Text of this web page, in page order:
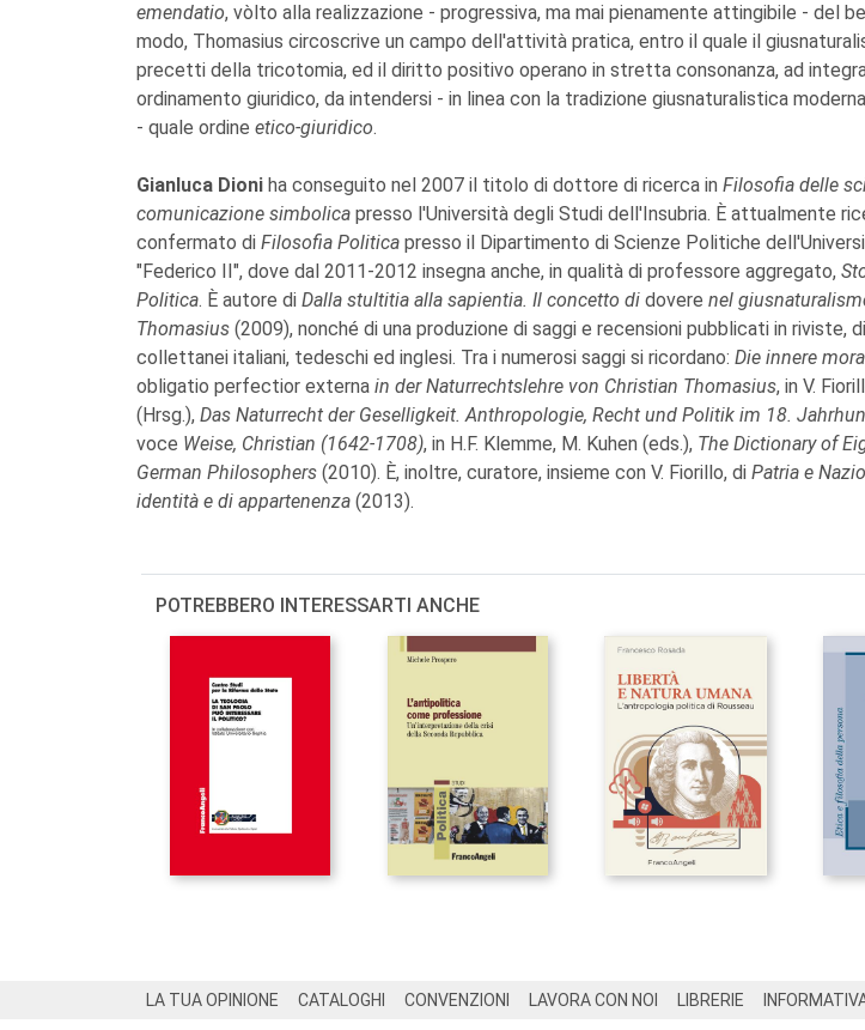
emendatio, vòlto alla realizzazione - progressiva, ma mai pienamente attingibile - del
modo, Thomasius circoscrive un campo dell'attività pratica, entro il quale il
precetti della tricotomia, ed il diritto positivo operano in stretta consonanza, ad
ordinamento giuridico, da intendersi - in linea con la tradizione giusnaturalistica
- quale ordine etico-giuridico.
Gianluca Dioni ha conseguito nel 2007 il titolo di dottore di ricerca in Filosofia delle
comunicazione simbolica presso l'Università degli Studi dell'Insubria. È attualmente
confermato di Filosofia Politica presso il Dipartimento di Scienze Politiche
"Federico II", dove dal 2011-2012 insegna anche, in qualità di professore aggregato,
Politica. È autore di Dalla stultitia alla sapientia. Il concetto di dovere nel
Thomasius (2009), nonché di una produzione di saggi e recensioni pubblicati in riviste,
collettanei italiani, tedeschi ed inglesi. Tra i numerosi saggi si ricordano: Die innere
obligatio perfectior externa in der Naturrechtslehre von Christian Thomasius, in V.
(Hrsg.), Das Naturrecht der Geselligkeit. Anthropologie, Recht und Politik im 18.
voce Weise, Christian (1642-1708), in H.F. Klemme, M. Kuhen (eds.), The Dictionary of
German Philosophers (2010). È, inoltre, curatore, insieme con V. Fiorillo, di Patria e
identità e di appartenenza (2013).
POTREBBERO INTERESSARTI ANCHE
LA TUA OPINIONE CATALOGHI CONVENZIONI LAVORA CON NOI LIBRERIE